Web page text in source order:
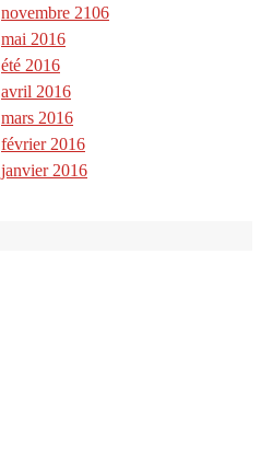
novembre 2106
mai 2016
été 2016
avril 2016
mars 2016
février 2016
janvier 2016